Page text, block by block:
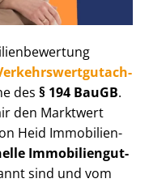
des § 194 BauGB.
den Marktwert
Heid Im­mo­bi­li­en­
Im­mo­bi­li­en­gut­
sind und vom